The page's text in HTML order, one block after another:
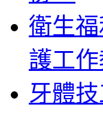
衛生
護工作
牙體